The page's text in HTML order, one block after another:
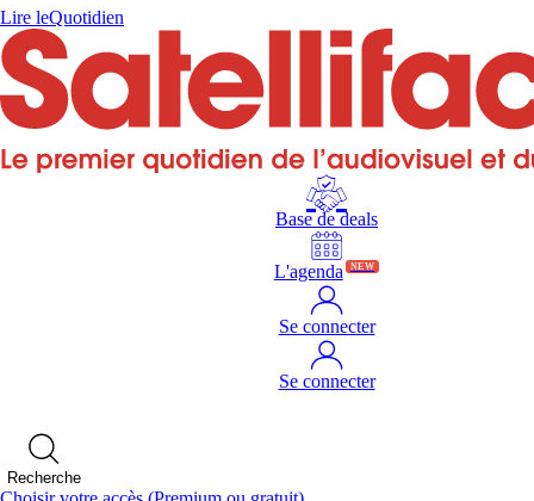
Lire leQuotidien
Base de deals
L'agenda NEW
Se connecter
Se connecter
Recherche